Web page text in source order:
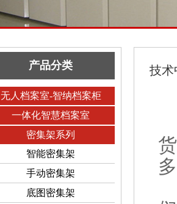
产品分类
无人档案室-智纳档案柜
一体化智慧档案室
密集架系列
智能密集架
手动密集架
底图密集架
技术